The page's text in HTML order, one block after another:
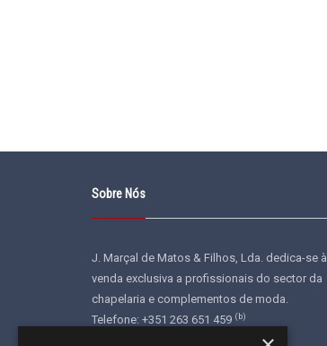
Sobre Nós
J. Marçal de Matos & Filhos, Lda. dedica-se à
venda exclusiva a profissionais do sector da
chapelaria e complementos de moda.
Telefone: +351 263 651 459 (b)